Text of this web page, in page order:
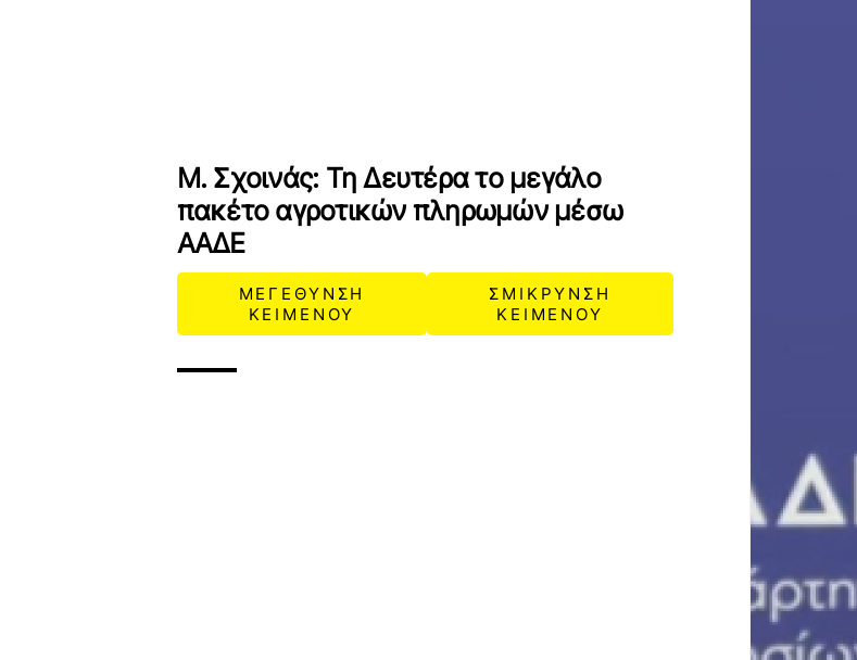
Μ. Σχοινάς: Τη Δευτέρα το μεγάλο
πακέτο αγροτικών πληρωμών μέσω
ΑΑΔΕ
ΜΕΓΕΘΥΝΣΗ
ΚΕΙΜΕΝΟΥ
ΣΜΙΚΡΥΝΣΗ
ΚΕΙΜΕΝΟΥ